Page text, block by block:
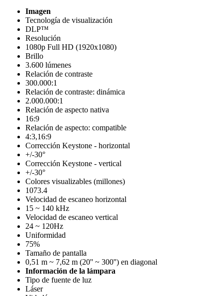
Imagen
Tecnología de visualización
DLP™
Resolución
1080p Full HD (1920x1080)
Brillo
3.600 lúmenes
Relación de contraste
300.000:1
Relación de contraste: dinámica
2.000.000:1
Relación de aspecto nativa
16:9
Relación de aspecto: compatible
4:3,16:9
Corrección Keystone - horizontal
+/-30°
Corrección Keystone - vertical
+/-30°
Colores visualizables (millones)
1073.4
Velocidad de escaneo horizontal
15 ~ 140 kHz
Velocidad de escaneo vertical
24 ~ 120Hz
Uniformidad
75%
Tamaño de pantalla
0,51 m ~ 7,62 m (20'' ~ 300'') en diagonal
Información de la lámpara
Tipo de fuente de luz
Láser